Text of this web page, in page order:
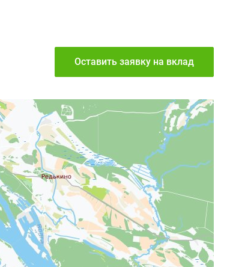
Оставить заявку на вклад